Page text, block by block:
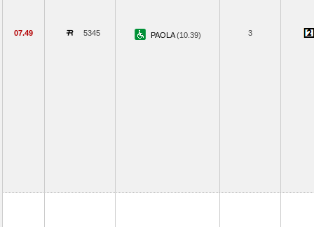
07.49 5345 PAOLA(10.39) 3